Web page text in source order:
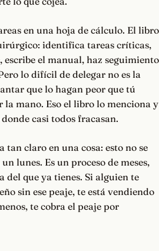
en una hoja de cálculo. El libro
identifica tareas críticas,
escribe el manual, haz seguimiento
lo difícil de delegar no es la
que lo hagan peor que tú
la mano. Eso el libro lo menciona y
casi todos fracasan.
tan claro en una cosa: esto no se
lunes. Es un proceso de meses,
del que ya tienes. Si alguien te
sin ese peaje, te está vendiendo
te cobra el peaje por